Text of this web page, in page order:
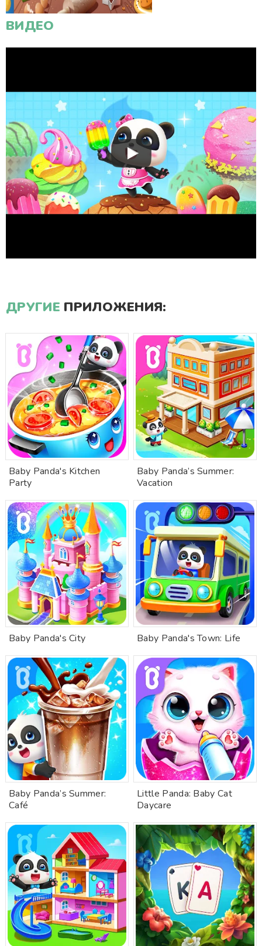
ВИДЕО
ДРУГИЕ ПРИЛОЖЕНИЯ:
Baby Panda's Kitchen
Party
Baby Panda’s Summer:
Vacation
Baby Panda's City Baby Panda's Town: Life
Baby Panda’s Summer:
Café
Little Panda: Baby Cat
Daycare